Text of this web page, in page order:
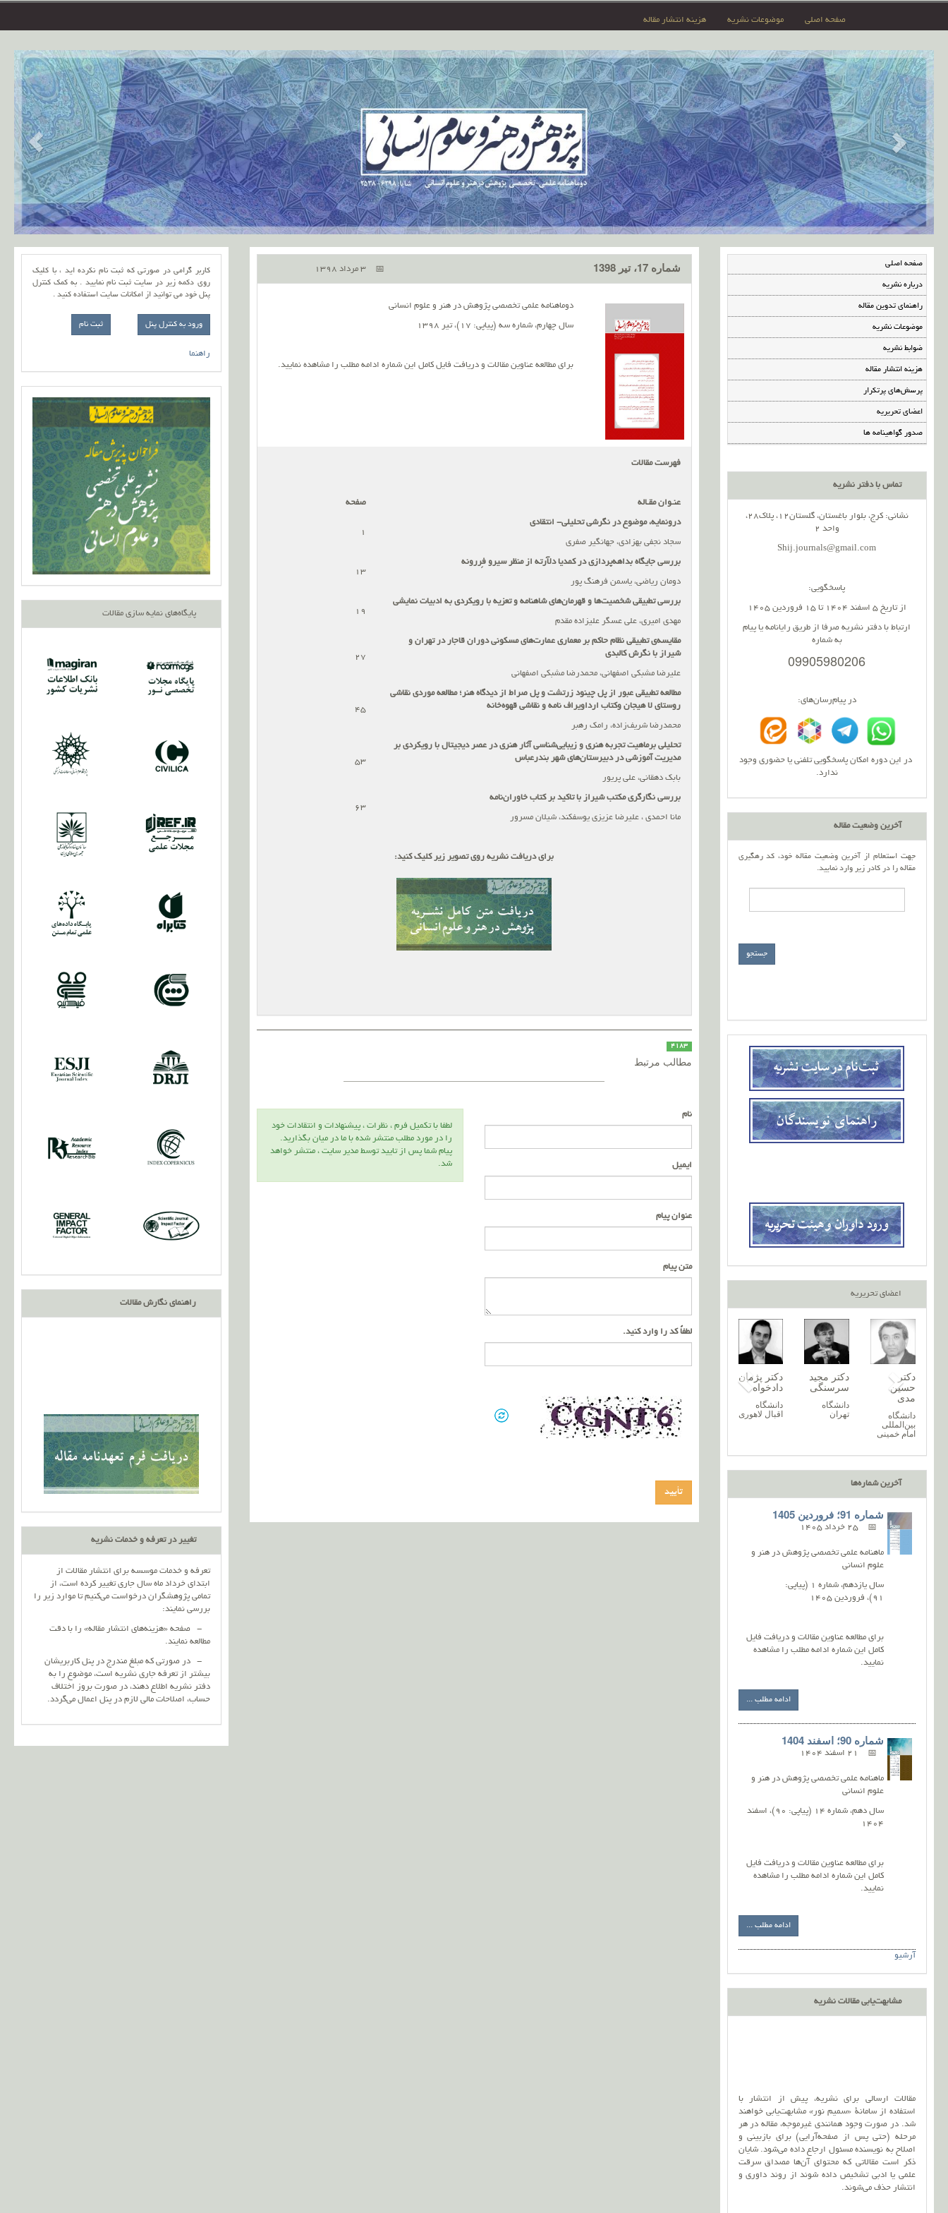
صفحه اصلی موضوعات نشریه هزینه انتشار مقاله
صفحه اصلی
درباره نشریه
راهنمای تدوین مقاله
موضوعات نشریه
ضوابط نشریه
هزینه انتشار مقاله
پرسش‌های پرتکرار
اعضای تحریریه
صدور گواهینامه ها
تماس با دفتر نشریه
نشانی: کرج، بلوار باغستان، گلستان12، پلاک28،
واحد 2
Shij.journals@gmail.com
پاسخگویی:
از تاریخ 5 اسفند 1404 تا 15 فروردین 1405
ارتباط با دفتر نشریه صرفا از طریق رایانامه یا پیام
به شماره
09905980206
در پیام‌رسان‌های:
در این دوره امکان پاسخگویی تلفنی یا حضوری وجود
ندارد.
آخرین وضعیت مقاله
جهت استعلام از آخرین وضعیت مقاله خود، کد رهگیری
مقاله را در کادر زیر وارد نمایید.
اعضای تحریریه
دانشگاه
اقبال لاهوری
دکتر
حسین
مدی
دانشگاه
دکتر پریسا
آروند
دانشگاه
دکتر نغمه
خرازیان
زنجان
آخرین شماره‌ها
شماره 91؛ فروردین 1405
25 خرداد 1405
ماهنامه علمی تخصصی پژوهش در هنر و
علوم انسانی
سال یازدهم، شماره 1 (پیاپی:
91)، فروردین 1405
برای مطالعه عناوین مقالات و دریافت فایل
کامل این شماره ادامه مطلب را مشاهده
نمایید.
ادامه مطلب ...
شماره 90؛ اسفند 1404
21 اسفند 1404
ماهنامه علمی تخصصی پژوهش در هنر و
علوم انسانی
سال دهم، شماره 14 (پیاپی: 90)، اسفند
1404
برای مطالعه عناوین مقالات و دریافت فایل
کامل این شماره ادامه مطلب را مشاهده
نمایید.
ادامه مطلب ...
آرشیو
مشابهت‌یابی مقالات نشریه
مقالات ارسالی برای نشریه، پیش از انتشار با
استفاده از سامانۀ «سمیم نور» مشابهت‌یابی خواهند
شد. در صورت وجود همانندی غیرموجه، مقاله در هر
مرحله (حتی پس از صفحه‌آرایی) برای بازبینی و
اصلاح به نویسنده مسئول ارجاع داده می‌شود. شایان
ذکر است مقالاتی که محتوای آن‌ها مصداق سرقت
علمی یا ادبی تشخیص داده شوند از روند داوری و
انتشار حذف می‌شوند.
شماره 17، تیر 1398 3 مرداد 1398
دوماهنامه علمی تخصصی پژوهش در هنر و علوم انسانی
سال چهارم، شماره سه (پیاپی: 17)، تیر 1398
برای مطالعه عناوین مقالات و دریافت فایل کامل این شماره ادامه مطلب را مشاهده نمایید.
فهرست مقالات
عنـوان مقـاله صفحه
درونمایه، موضوع در نگرشی تحلیلی- انتقادی
1
سجاد نجفی بهزادی، جهانگیر صفری
بررسی جایگاه بداهه‌پردازی در کمدیا دلآرته از منظر سیرو فِررونه
13
دومان ریاضی، یاسمن فرهنگ پور
بررسی تطبیقی شخصیتها و قهرمان‌های شاهنامه و تعزیه با رویکردی به ادبیات نمایشی
19
مهدی امیری، علی عسگر علیزاده مقدم
مقایسهی تطبیقی نظام حاکم بر معماری عمارت‌های مسکونی دوران قاجار در تهران و
شیراز با نگرش کالبدی
27
علیرضا مشبکی اصفهانی، محمدرضا مشبکی اصفهانی
مطالعه تطبیقی عبور از پل چینود زرتشت و پل صراط از دیدگاه هنر؛ مطالعه موردی نقاشی
روستای لا هیجان وکتاب ارداویراف نامه و نقاشی قهوه‌خانه
45
محمدرضا شریف‌زاده، رامک رهبر
تحلیلی برماهیت تجربه هنری و زیبایی‌شناسی آثار هنری در عصر دیجیتال با رویکردی بر
مدیریت آموزشی در دبیرستان‌های شهر بندرعباس
53
بابک دهقانی، علی پریور
بررسی نگارگری مکتب شیراز با تاکید بر کتاب خاوران‌نامه
63
مانا احمدی ، علیرضا عزیزی یوسفکند، شیلان مسرور
برای دریافت نشریه روی تصویر زیر کلیک کنید:
4183
مطالب مرتبط
لطفا با تكميل فرم ، نظرات ، پيشنهادات و انتقادات خود
را در مورد مطلب منتشر شده با ما در ميان بگذاريد.
پيام شما پس از تاييد توسط مدير سايت ، منتشر خواهد
شد.
نام
ایمیل
عنوان پیام
متن پیام
لطفاً کد را وارد کنید.
کاربر گرامی در صورتی که ثبت نام نکرده اید ، با کلیک
روی دکمه زیر در سایت ثبت نام نمایید . به کمک کنترل
پنل خود می توانید از امکانات سایت استفاده کنید .
ورود به کنترل پنل
راهنما
پایگاه‌های نمایه سازی مقالات
راهنمای نگارش مقالات
تغییر در تعرفه و خدمات نشریه
تعرفه و خدمات موسسه برای انتشار مقالات از
ابتدای خرداد ماه سال جاری تغییر کرده است، از
تمامی پژوهشگران درخواست می‌کنیم تا موارد زیر را
بررسی نمایند:
- صفحه «هزینه‌های انتشار مقاله» را با دقت
مطالعه نمایند.
- در صورتی که مبلغ مندرج در پنل کاربریشان
بیشتر از تعرفه جاری نشریه است، موضوع را به
دفتر نشریه اطلاع دهند، در صورت بروز اختلاف
حساب، اصلاحات مالی لازم در پنل اعمال می‌گردد.